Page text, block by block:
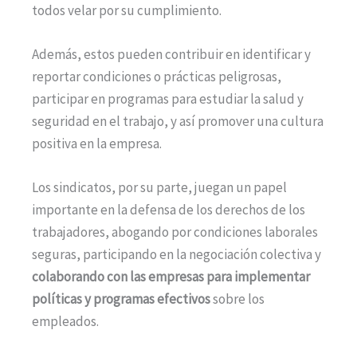
todos velar por su cumplimiento.
Además, estos pueden contribuir en identificar y
reportar condiciones o prácticas peligrosas,
participar en programas para estudiar la salud y
seguridad en el trabajo, y así promover una cultura
positiva en la empresa.
Los sindicatos, por su parte, juegan un papel
importante en la defensa de los derechos de los
trabajadores, abogando por condiciones laborales
seguras, participando en la negociación colectiva y
colaborando con las empresas para implementar
políticas y programas efectivossobre los
empleados.